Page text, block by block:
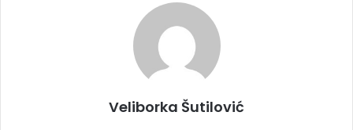
Veliborka Šutilović